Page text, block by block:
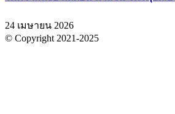
24 เมษายน 2026
© Copyright 2021-2025